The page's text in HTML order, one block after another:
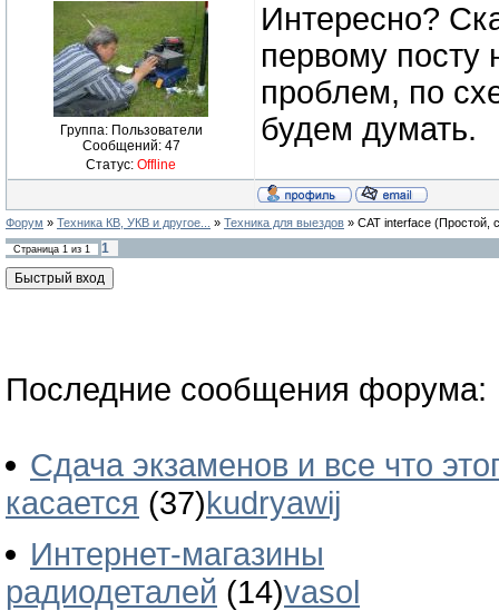
Группа: Пользователи
Сообщений: 47
Статус: Offline
Интересно?
первому посту
проблем, по
будем думать.
Форум » Техника КВ, УКВ и другое... » Техника для выездов » CAT interface (Простой,
Страница 1 из 1 1
Последние сообщения форума:
Сдача экзаменов и все что
касается (37)kudryawij
Интернет-магазины
радиодеталей (14)vasol